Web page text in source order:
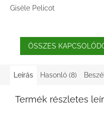
Gisèle Pelicot
ÖSSZES
Leírás Hasonló (8)
Termék részletes